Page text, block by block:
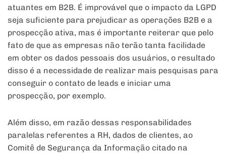
atuantes em B2B. É improvável que o impacto da LGPD
seja suficiente para prejudicar as operações B2B e a
prospecção ativa, mas é importante reiterar que pelo
fato de que as empresas não terão tanta facilidade
em obter os dados pessoais dos usuários, o resultado
disso é a necessidade de realizar mais pesquisas para
conseguir o contato de leads e iniciar uma
prospecção, por exemplo.
Além disso, em razão dessas responsabilidades
paralelas referentes a RH, dados de clientes, ao
Comitê de Segurança da Informação citado na